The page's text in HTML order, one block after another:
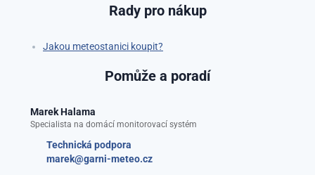
Rady pro nákup
Jakou meteostanici koupit?
Pomůže a poradí
Marek Halama
Specialista na domácí monitorovací systém
Technická podpora
marek@garni-meteo.cz